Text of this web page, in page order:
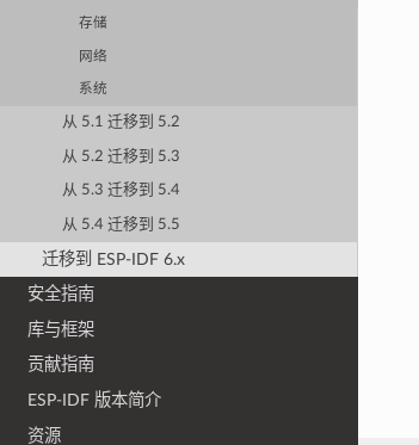
存储
网络
系统
从 5.1 迁移到 5.2
从 5.2 迁移到 5.3
从 5.3 迁移到 5.4
从 5.4 迁移到 5.5
迁移到 ESP-IDF 6.x
安全指南
库与框架
贡献指南
ESP-IDF 版本简介
资源